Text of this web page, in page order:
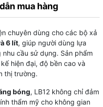
mua hàng
chuyên dùng cho các bộ xả
6 lít, giúp người dùng lựa
cầu sử dụng. Sản phẩm
hiện đại, độ bền cao và
thị trường.
bóng, LB12 không chỉ đảm
thẩm mỹ cho không gian